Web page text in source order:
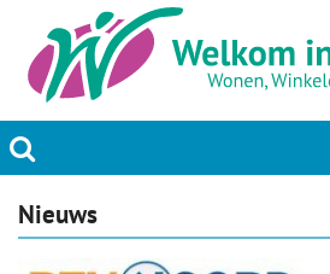
Actueel
Hobby & Vrije tijd
Nieuws